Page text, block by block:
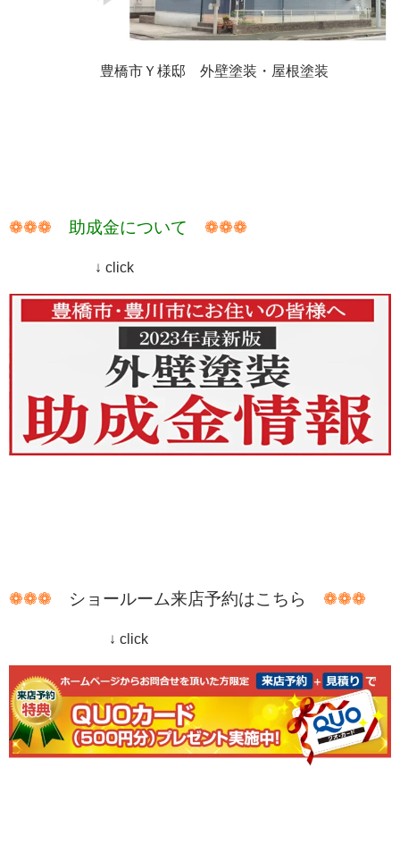
豊橋市Ｙ様邸 外壁塗装・屋根塗装
❁❁❁ 助成金について ❁❁❁
↓ click
❁❁❁ ショールーム来店予約はこちら ❁❁❁
↓ click